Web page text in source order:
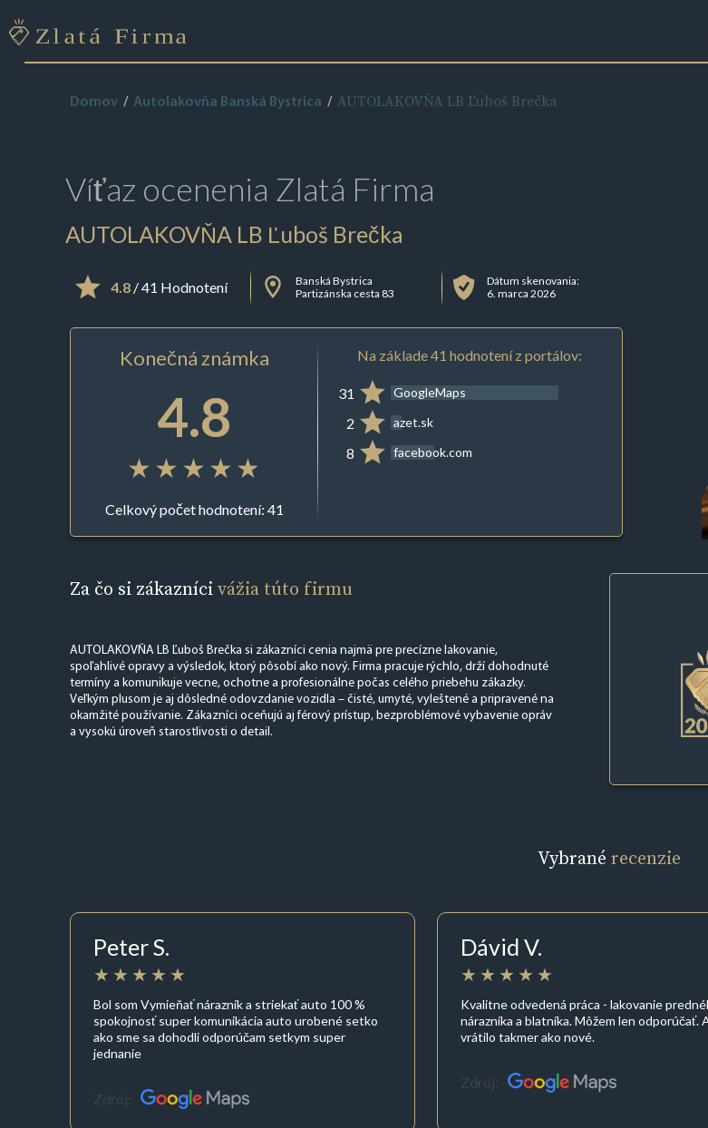
Domov Autolakovňa Banská Bystrica AUTOLAKOVŇA LB Ľuboš Brečka
Víťaz ocenenia Zlatá Firma
AUTOLAKOVŇA LB Ľuboš Brečka
4.8/ 41 Hodnotení
Banská Bystrica
Partizánska cesta 83
Dátum skenovania:
6. marca 2026
Konečná známka
4.8
Celkový počet hodnotení: 41
Na základe 41 hodnotení z portálov:
31 GoogleMaps
2 azet.sk
8 facebook.com
Za čo si zákaznícivážia túto firmu
AUTOLAKOVŇA LB Ľuboš Brečka si zákazníci cenia najmä pre precízne lakovanie,
spoľahlivé opravy a výsledok, ktorý pôsobí ako nový. Firma pracuje rýchlo, drží dohodnuté
termíny a komunikuje vecne, ochotne a profesionálne počas celého priebehu zákazky.
Veľkým plusom je aj dôsledné odovzdanie vozidla – čisté, umyté, vyleštené a pripravené na
okamžité používanie. Zákazníci oceňujú aj férový prístup, bezproblémové vybavenie opráv
a vysokú úroveň starostlivosti o detail.
Vybrané recenzie
Peter S.
Bol som Vymieňať nárazník a striekať auto 100 %
spokojnosť super komunikácia auto urobené setko
ako sme sa dohodli odporúčam setkym super
jednanie
Zdroj:
Dávid V.
Kvalitne odvedená práca - lakovanie
nárazníka a blatníka. Môžem len odporúčať.
vrátilo takmer ako nové.
Zdroj: